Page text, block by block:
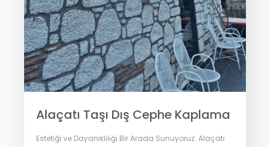
Alaçatı Taşı Dış Cephe Kaplama
Estetiği ve Dayanıklılığı Bir Arada Sunuyoruz. Alaçatı